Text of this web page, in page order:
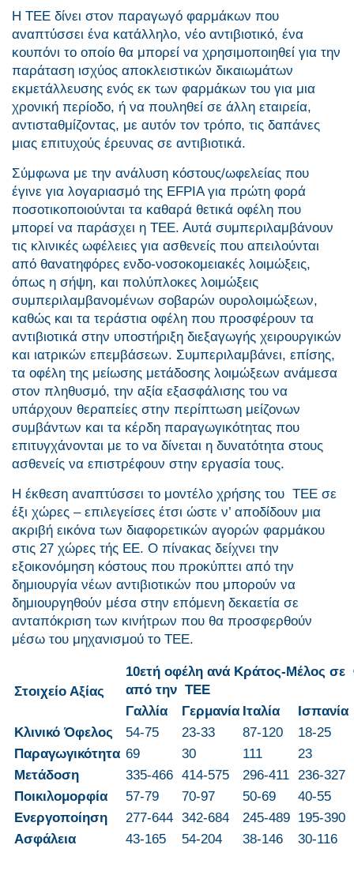
Η ΤΕΕ δίνει στον παραγωγό φαρμάκων που
αναπτύσσει ένα κατάλληλο, νέο αντιβιοτικό, ένα
κουπόνι το οποίο θα μπορεί να χρησιμοποιηθεί για την
παράταση ισχύος αποκλειστικών δικαιωμάτων
εκμετάλλευσης ενός εκ των φαρμάκων του για μια
χρονική περίοδο, ή να πουληθεί σε άλλη εταιρεία,
αντισταθμίζοντας, με αυτόν τον τρόπο, τις δαπάνες
μιας επιτυχούς έρευνας σε αντιβιοτικά.
Σύμφωνα με την ανάλυση κόστους/ωφελείας που
έγινε για λογαριασμό της EFPIA για πρώτη φορά
ποσοτικοποιούνται τα καθαρά θετικά οφέλη που
μπορεί να παράσχει η ΤΕΕ. Αυτά συμπεριλαμβάνουν
τις κλινικές ωφέλειες για ασθενείς που απειλούνται
από θανατηφόρες ενδο-νοσοκομειακές λοιμώξεις,
όπως η σήψη, και πολύπλοκες λοιμώξεις
συμπεριλαμβανομένων σοβαρών ουρολοιμώξεων,
καθώς και τα τεράστια οφέλη που προσφέρουν τα
αντιβιοτικά στην υποστήριξη διεξαγωγής χειρουργικών
και ιατρικών επεμβάσεων. Συμπεριλαμβάνει, επίσης,
τα οφέλη της μείωσης μετάδοσης λοιμώξεων ανάμεσα
στον πληθυσμό, την αξία εξασφάλισης του να
υπάρχουν θεραπείες στην περίπτωση μείζονων
συμβάντων και τα κέρδη παραγωγικότητας που
επιτυγχάνονται με το να δίνεται η δυνατότητα στους
ασθενείς να επιστρέφουν στην εργασία τους.
Η έκθεση αναπτύσσει το μοντέλο χρήσης του ΤΕΕ σε
έξι χώρες – επιλεγείσες έτσι ώστε ν’ αποδίδουν μια
ακριβή εικόνα των διαφορετικών αγορών φαρμάκου
στις 27 χώρες τής ΕΕ. Ο πίνακας δείχνει την
εξοικονόμηση κόστους που προκύπτει από την
δημιουργία νέων αντιβιοτικών που μπορούν να
δημιουργηθούν μέσα στην επόμενη δεκαετία σε
ανταπόκριση των κινήτρων που θα προσφερθούν
μέσω του μηχανισμού το ΤΕΕ.
Στοιχείο Αξίας
10ετή οφέλη ανά Κράτος-Μέλος σε
από την ΤΕΕ
Γαλλία
Γερμανία Ιταλία
Ισπανία
Κλινικό Όφελος
54-75 23-33 87-120
18-25
Παραγωγικότητα 69 30 111
23
Μετάδοση
335-466 414-575 296-411 236-327
Ποικιλομορφία
57-79 70-97 50-69
40-55
Ενεργοποίηση
277-644 342-684 245-489 195-390
Ασφάλεια
43-165 54-204 38-146 30-116